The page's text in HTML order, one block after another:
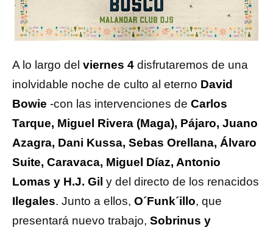
A lo largo del viernes 4 disfrutaremos de una
inolvidable noche de culto al eterno David
Bowie -con las intervenciones de Carlos
Tarque, Miguel Rivera (Maga), Pájaro, Juano
Azagra, Dani Kussa, Sebas Orellana, Álvaro
Suite, Caravaca, Miguel Díaz, Antonio
Lomas y H.J. Gil y del directo de los renacidos
Ilegales. Junto a ellos, O´Funk´illo, que
presentará nuevo trabajo, Sobrinus y